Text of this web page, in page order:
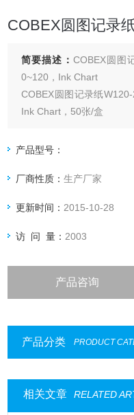
COBEX圆图记录
简要描述： COBEX圆图
0~120，Ink Chart
COBEX圆图记录纸
Ink Chart，50张/盒
Ink Chart，50张/盒
产品型号：
厂商性质：生产厂家
更新时间： 2015-10-28
访 问 量： 2003
产品咨询
产品分类 PRODUCT
相关文章 RELATED